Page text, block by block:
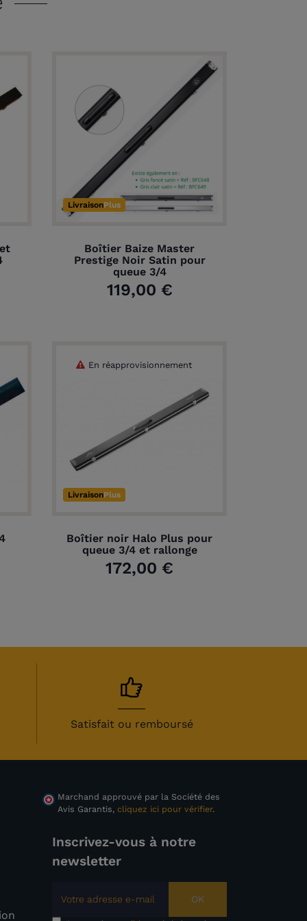
LivraisonPlus
Boîtier Baize Master
Prestige Noir Satin pour
queue 3/4
119,00 €
LivraisonPlus
Boîtier noir Halo Plus pour
queue 3/4 et rallonge
172,00 €
En réapprovisionnement
Satisfait ou remboursé
Marchand approuvé par la Société des
Avis Garantis, cliquez ici pour vérifier.
Inscrivez-vous à notre
newsletter
OK